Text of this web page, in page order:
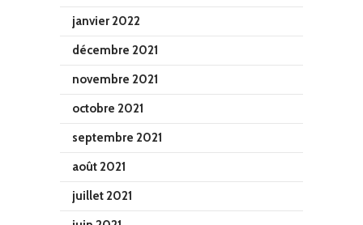
janvier 2022
décembre 2021
novembre 2021
octobre 2021
septembre 2021
août 2021
juillet 2021